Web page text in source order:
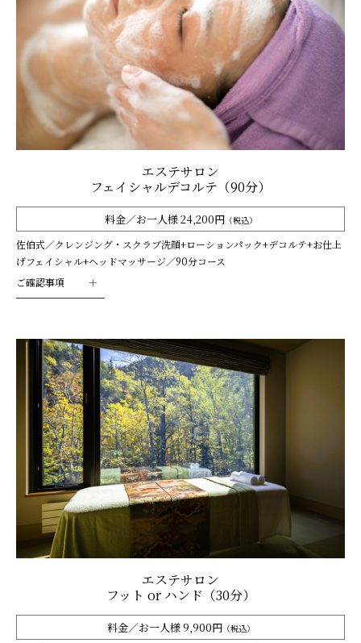
エステサロン
フェイシャルデコルテ（90分）
料金／お一人様 24,200円 （税込）
佐伯式／クレンジング・スクラブ洗顔+ローションパック+デコルテ+お仕上
げフェイシャル+ヘッドマッサージ／90分コース
ご確認事項
エステサロン
フット or ハンド（30分）
料金／お一人様 9,900円 （税込）